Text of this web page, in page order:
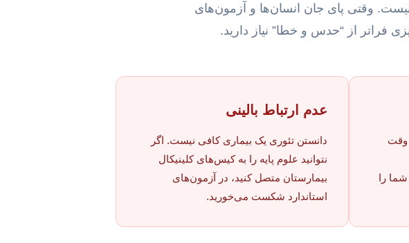
وقتی پای جان انسان‌ها و آزمون‌های
وقت
شما را
عدم ارتباط بالینی
دانستن تئوری یک بیماری کافی نیست. اگر
نتوانید علوم پایه را به کیس‌های کلینیکال
بیمارستان متصل کنید، در آزمون‌های
استاندارد شکست می‌خورید.